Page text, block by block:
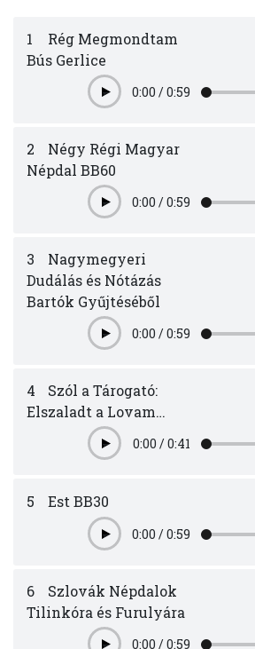
1
Rég Megmondtam
Bús Gerlice
Play0:00 /0:59
2
Négy Régi Magyar
Népdal BB60
Play0:00 /0:59
3
Nagymegyeri
Dudálás és Nótázás
Bartók Gyűjtéséből
Play0:00 /0:59
4
Szól a Tárogató:
Elszaladt a Lovam…
Play0:00 /0:41
5 Est BB30
Play0:00 /0:59
6
Szlovák Népdalok
Tilinkóra és Furulyára
0:00 /0:59